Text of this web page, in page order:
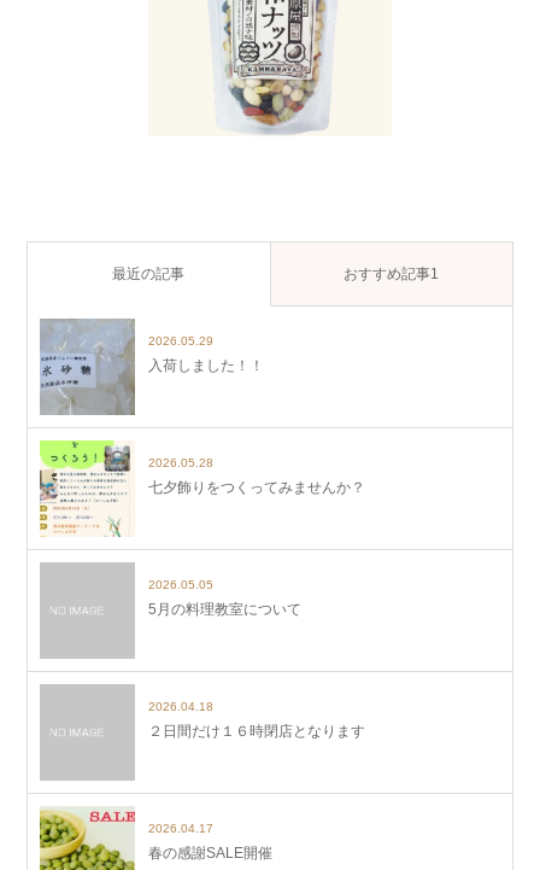
最近の記事 おすすめ記事1
2026.05.29
入荷しました！！
2026.05.28
七夕飾りをつくってみませんか？
2026.05.05
5月の料理教室について
2026.04.18
２日間だけ１６時閉店となります
2026.04.17
春の感謝SALE開催